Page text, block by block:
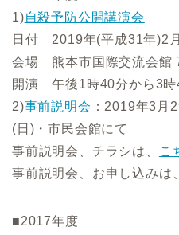
1)自殺予防公開講演会
日付 2019年(平成31年)2
会場 熊本市国際交流会館
開演 午後1時40分から3時
2)事前説明会 ：2019年3月
(日)・市民会館にて
事前説明会、チラシは、
こ
事前説明会、お申し込みは、
■2017年度